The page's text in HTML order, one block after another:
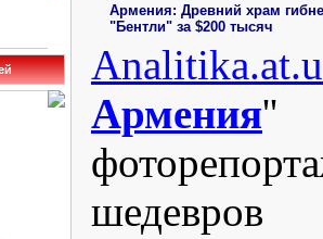
Армения: Древний храм
"Бентли" за $200 тысяч
Analitika.at.
Армения''